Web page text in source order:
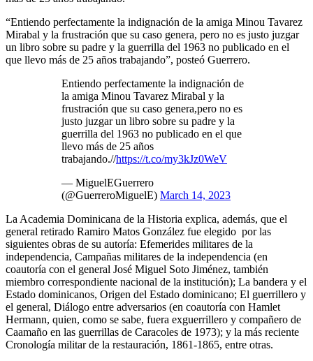
“Entiendo perfectamente la indignación de la amiga Minou Tavarez
Mirabal y la frustración que su caso genera, pero no es justo juzgar
un libro sobre su padre y la guerrilla del 1963 no publicado en el
que llevo más de 25 años trabajando”, posteó Guerrero.
Entiendo perfectamente la indignación de
la amiga Minou Tavarez Mirabal y la
frustración que su caso genera,pero no es
justo juzgar un libro sobre su padre y la
guerrilla del 1963 no publicado en el que
llevo más de 25 años
trabajando.//https://t.co/my3kJz0WeV
— MiguelEGuerrero
(@GuerreroMiguelE) March 14, 2023
La Academia Dominicana de la Historia explica, además, que el
general retirado Ramiro Matos González fue elegido por las
siguientes obras de su autoría: Efemerides militares de la
independencia, Campañas militares de la independencia (en
coautoría con el general José Miguel Soto Jiménez, también
miembro correspondiente nacional de la institución); La bandera y el
Estado dominicanos, Origen del Estado dominicano; El guerrillero y
el general, Diálogo entre adversarios (en coautoría con Hamlet
Hermann, quien, como se sabe, fuera exguerrillero y compañero de
Caamaño en las guerrillas de Caracoles de 1973); y la más reciente
Cronología militar de la restauración, 1861-1865, entre otras.